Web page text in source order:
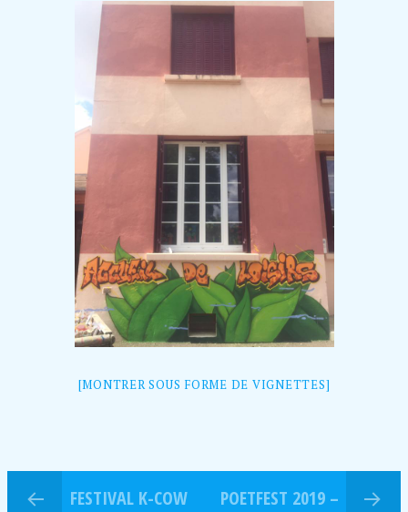
[MONTRER SOUS FORME DE VIGNETTES]
FESTIVAL K-COW
POETFEST 2019 –